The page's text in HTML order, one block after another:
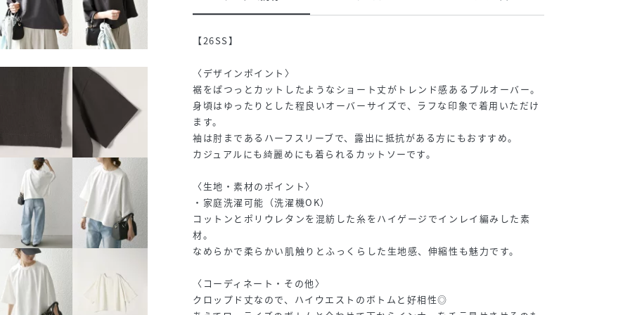
【26SS】
〈デザインポイント〉
裾をぱつっとカットしたようなショート丈がトレンド感あるプルオーバー。
身頃はゆったりとした程良いオーバーサイズで、ラフな印象で着用いただけ
ます。
袖は肘まであるハーフスリーブで、露出に抵抗がある方にもおすすめ。
カジュアルにも綺麗めにも着られるカットソーです。
〈生地・素材のポイント〉
・家庭洗濯可能（洗濯機OK）
コットンとポリウレタンを混紡した糸をハイゲージでインレイ編みした素
材。
なめらかで柔らかい肌触りとふっくらした生地感、伸縮性も魅力です。
〈コーディネート・その他〉
クロップド丈なので、ハイウエストのボトムと好相性◎